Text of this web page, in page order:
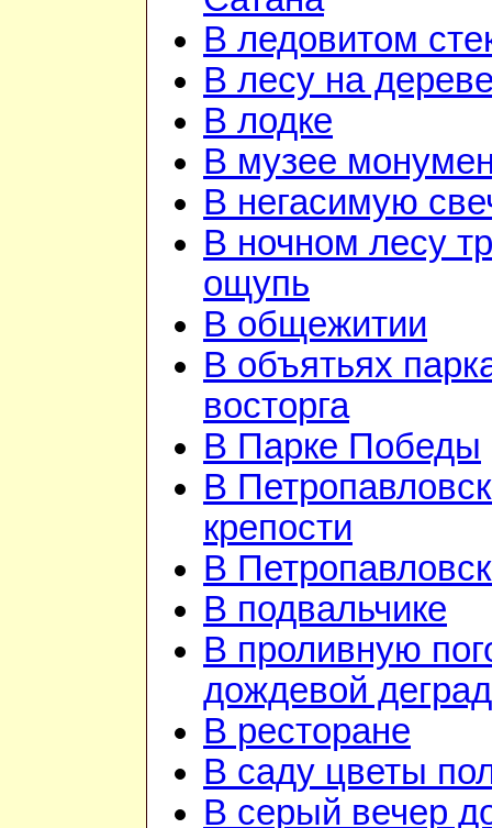
В ледовитом
В лесу на
В лодке
В музее
В негасимую
В ночном лесу
ощупь
В общежитии
В объятьях
восторга
В Парке Победы
В
крепости
В
В подвальчике
В проливную
дождевой
В ресторане
В саду цветы
В серый вечер